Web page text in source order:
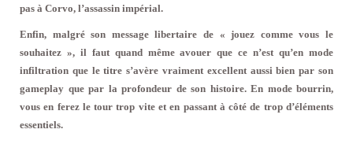
pas à Corvo, l’assassin impérial.
Enfin, malgré son message libertaire de « jouez comme vous le
souhaitez », il faut quand même avouer que ce n’est qu’en mode
infiltration que le titre s’avère vraiment excellent aussi bien par son
gameplay que par la profondeur de son histoire. En mode bourrin,
vous en ferez le tour trop vite et en passant à côté de trop d’éléments
essentiels.